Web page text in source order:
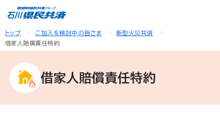
トップ ご加入を検討中の皆さま
新型火災共済
借家人賠償責任特約
借家人賠償責任特約